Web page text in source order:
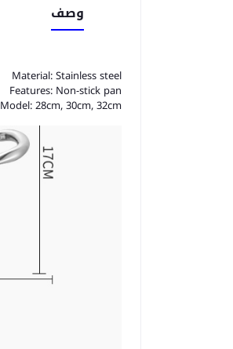
وصف
Material: Stainless steel
Features: Non-stick pan
Model: 28cm, 30cm, 32cm